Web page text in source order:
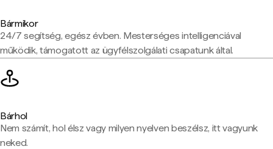
Bármikor
24/7 segítség, egész évben. Mesterséges intelligenciával
működik, támogatott az ügyfélszolgálati csapatunk által.
Bárhol
Nem számít, hol élsz vagy milyen nyelven beszélsz, itt vagyunk
neked.